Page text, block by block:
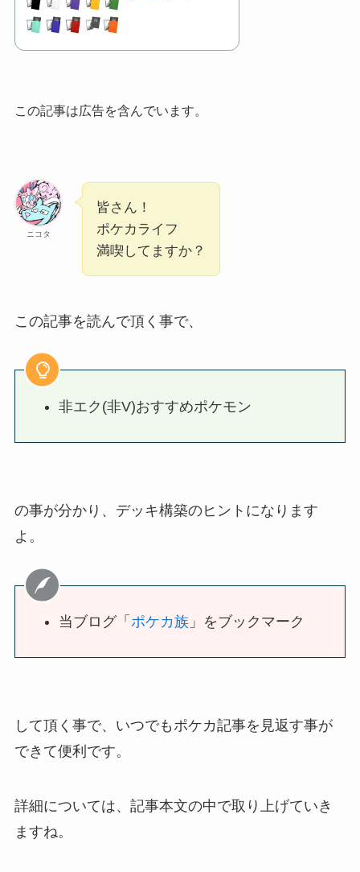
この記事は広告を含んでいます。
ニコタ
皆さん！
ポケカライフ
満喫してますか？
この記事を読んで頂く事で、
非エク(非V)おすすめポケモン
の事が分かり、デッキ構築のヒントになります
よ。
当ブログ「 ポケカ族」をブックマーク
して頂く事で、いつでもポケカ記事を見返す事が
できて便利です。
詳細については、記事本文の中で取り上げていき
ますね。